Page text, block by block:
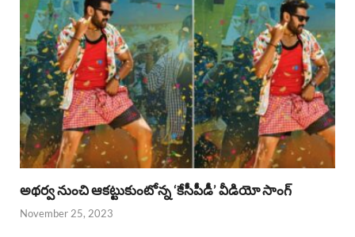
అథర్వ నుంచి ఆకట్టుకుంటోన్న ‘కేసీపీడీ’ వీడియో సాంగ్
November 25, 2023